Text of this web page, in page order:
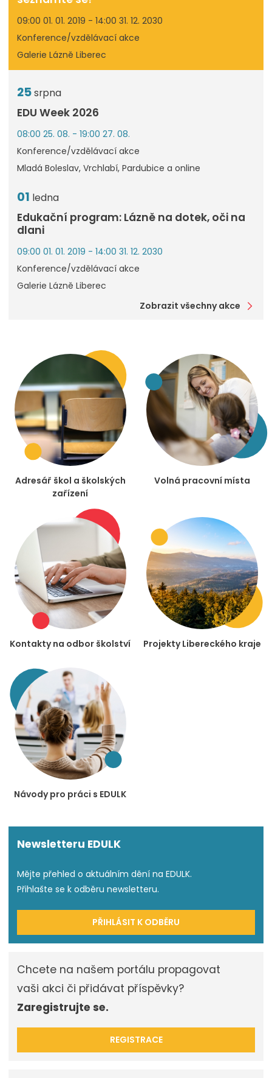
09:00 01. 01. 2019 - 14:00 31. 12. 2030
Konference/vzdělávací akce
Galerie Lázně Liberec
25srpna
EDU Week 2026
08:00 25. 08. - 19:00 27. 08.
Konference/vzdělávací akce
Mladá Boleslav, Vrchlabí, Pardubice a online
01 ledna
Edukační program: Lázně na dotek, oči na
dlani
09:00 01. 01. 2019 - 14:00 31. 12. 2030
Konference/vzdělávací akce
Galerie Lázně Liberec
Zobrazit všechny akce
Adresář škol a školských
zařízení
Volná pracovní místa
Kontakty na odbor školství Projekty Libereckého kraje
Návody pro práci s EDULK
Newsletteru EDULK
Mějte přehled o aktuálním dění na EDULK.
Přihlašte se k odběru newsletteru.
PŘIHLÁSIT K ODBĚRU
Chcete na našem portálu propagovat
vaši akci či přidávat příspěvky?
Zaregistrujte se.
REGISTRACE